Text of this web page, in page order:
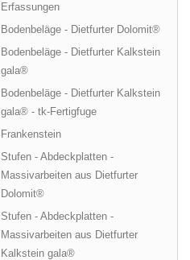
Erfassungen
Bodenbeläge - Dietfurter Dolomit®
Bodenbeläge - Dietfurter Kalkstein
gala®
Bodenbeläge - Dietfurter Kalkstein
gala® - tk-Fertigfuge
Frankenstein
Stufen - Abdeckplatten -
Massivarbeiten aus Dietfurter
Dolomit®
Stufen - Abdeckplatten -
Massivarbeiten aus Dietfurter
Kalkstein gala®